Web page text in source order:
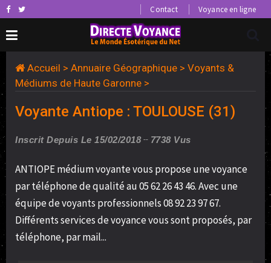
Contact Voyance en ligne
Accueil > Annuaire Géographique > Voyants &
Médiums de Haute Garonne >
Voyante Antiope : TOULOUSE (31)
Inscrit Depuis Le 15/02/2018 7738 Vus
ANTIOPE médium voyante vous propose une voyance
par téléphone de qualité au 05 62 26 43 46. Avec une
équipe de voyants professionnels 08 92 23 97 67.
Différents services de voyance vous sont proposés, par
téléphone, par mail...